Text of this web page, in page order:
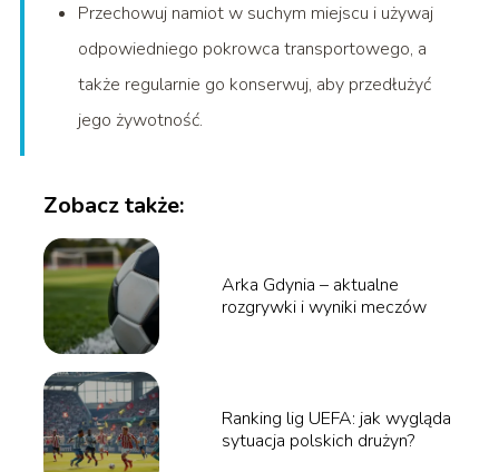
Przechowuj namiot w suchym miejscu i używaj
odpowiedniego pokrowca transportowego, a
także regularnie go konserwuj, aby przedłużyć
jego żywotność.
Zobacz także:
Arka Gdynia – aktualne
rozgrywki i wyniki meczów
Ranking lig UEFA: jak wygląda
sytuacja polskich drużyn?